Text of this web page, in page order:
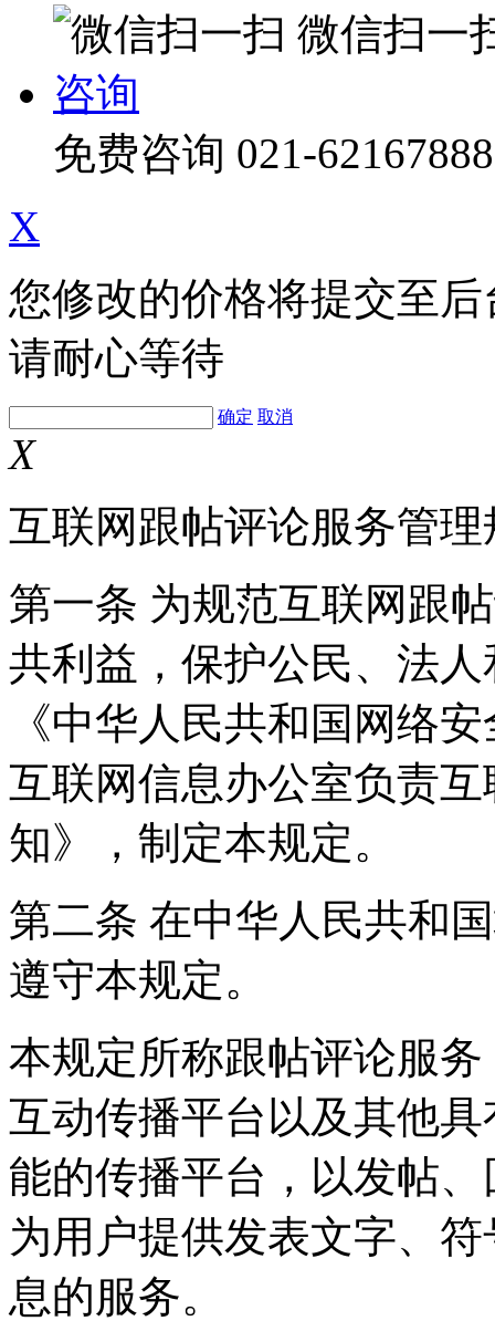
微信扫一
咨询
免费咨询 021-62167888
X
您修改的价格将提交至
请耐心等待
确定 取消
X
互联网跟帖评论服务管理
第一条 为规范互联网跟
共利益，保护公民、法
《中华人民共和国网络
互联网信息办公室负责
知》，制定本规定。
第二条 在中华人民共和
遵守本规定。
本规定所称跟帖评论服
互动传播平台以及其他
能的传播平台，以发帖
为用户提供发表文字、
息的服务。